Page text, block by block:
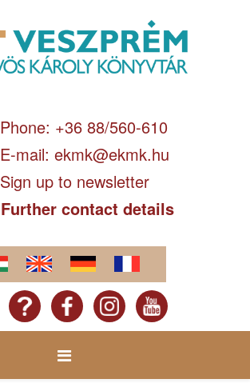
Phone: +36 88/560-610
E-mail: ekmk@ekmk.hu
Sign up to newsletter
Further contact details